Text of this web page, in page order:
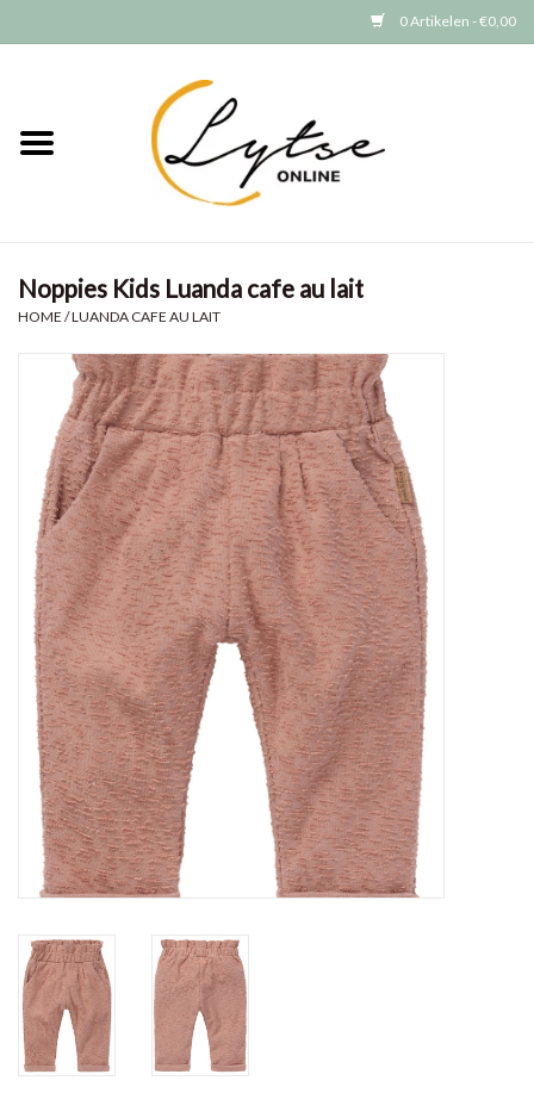
0 Artikelen - €0,00
Meisjes
Merken
GRATIS VERZENDEN (vanaf EUR
Noppies Kids Luanda cafe au lait
HOME /LUANDA CAFE AU LAIT